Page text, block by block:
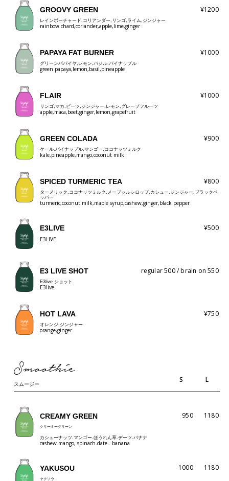
GROOVY GREEN ¥1200
レインボーチャード,コリアンダー,リンゴ,ライム,ジンジャー
rainbow chard,coriander,apple,lime,ginger
PAPAYA FAT BURNER ¥1000
グリーンパパイヤ,レモン,バジル,パイナップル
green papaya,lemon,basil,pineapple
FLAIR ¥1000
リンゴ,マカ,ビーツ,ジンジャー,レモン,グレープフルーツ
apple,maca,beet,ginger,lemon,grapefruit
GREEN COLADA ¥900
ケール,パイナップル,マンゴー,ココナッツミルク
kale,pineapple,mango,coconut milk
SPICED TURMERIC TEA ¥800
ターメリック,ココナッツミルク,メープッルシロップ,カシュー,ジンジャー,ブラックペ
ッパー
turmeric,coconut milk,maple syrup,cashew,ginger,black pepper
E3LIVE ¥500
E3LIVE
E3 LIVE SHOT regular 500 / brain on 550
E3live ショット
E3live
HOT LAVA ¥750
オレンジ,ジンジャー
orange,ginger
Smoothie
スムージー
S L
CREAMY GREEN
クリーミーグリーン
950 1180
カシューナッツ.マンゴー.ほうれん草.デーツ.バナナ
cashew.mango, spinach.date . banana
YAKUSOU
ヤクソウ
1000 1180